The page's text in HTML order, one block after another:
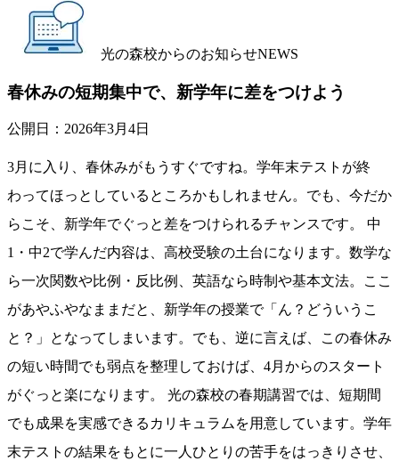
光の森校からのお知らせNEWS
春休みの短期集中で、新学年に差をつけよう
公開日： 2026年3月4日
3月に入り、春休みがもうすぐですね。学年末テストが終
わってほっとしているところかもしれません。でも、今だか
らこそ、新学年でぐっと差をつけられるチャンスです。 中
1・中2で学んだ内容は、高校受験の土台になります。数学な
ら一次関数や比例・反比例、英語なら時制や基本文法。ここ
があやふやなままだと、新学年の授業で「ん？どういうこ
と？」となってしまいます。でも、逆に言えば、この春休み
の短い時間でも弱点を整理しておけば、4月からのスタート
がぐっと楽になります。 光の森校の春期講習では、短期間
でも成果を実感できるカリキュラムを用意しています。学年
末テストの結果をもとに一人ひとりの苦手をはっきりさせ、